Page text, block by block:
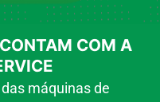
COM A
máquinas de